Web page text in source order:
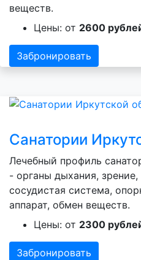
веществ.
Цены: от 2600
Забронировать
Санатории
Лечебный профиль
- органы дыхания,
сосудистая система,
аппарат, обмен веществ.
Цены: от 2300
Забронировать